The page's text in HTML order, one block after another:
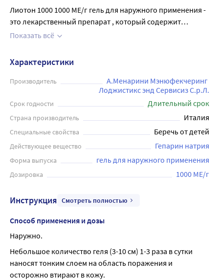
Лиотон 1000 1000 МЕ/г гель для наружного применения -
это лекарственный препарат , который содержит
гепарин натрия. Гепарин натрия препятствует
гиалуронидазы, активирует фибринолитические
свойства крови. При наружном применении оказывает
местное антитромботическое, противоотечное и
противовоспалительное действие, улучшает
микроциркуляцию крови и активирует тканевой обмен,
благодаря чему ускоряются процессы рассасывания
гематом и тромбов, уменьшается отечность тканей.
Lioton 1000 можно применять при заболеваниях
поверхностных вен,варикозном расширении вен,
хронической венозной недостаточности и связанных с
ней осложнениях. Гель быстро впитывается, не оставляет
Показать всё
Характеристики
Производитель
А.Менарини Мэнюфекчеринг
Лоджистикс энд Сервисиз С.р.Л.
Срок годности Длительный срок
Страна производитель Италия
Специальные свойства Беречь от детей
Действующее вещество Гепарин натрия
Форма выпуска гель для наружного применения
Дозировка 1000 МЕ/г
Инструкция Смотреть полностью
Способ применения и дозы
Наружно.
Небольшое количество геля (3-10 см) 1-3 раза в сутки
наносят тонким слоем на область поражения и
осторожно втирают в кожу.